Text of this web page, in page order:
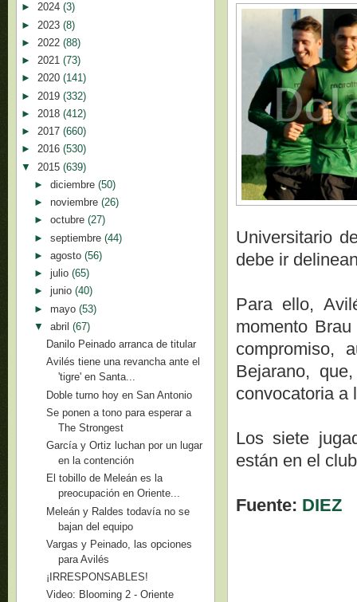
Universitario
debe ir
Para ello,
momento
compromiso,
Bejarano,
convocatoria a
Los siete
están en el
Fuente: DIEZ
► 2024 (3)
► 2023 (8)
► 2022 (88)
► 2021 (73)
► 2020 (141)
► 2019 (332)
► 2018 (412)
► 2017 (660)
► 2016 (530)
▼ 2015 (639)
► diciembre (50)
► noviembre (26)
► octubre (27)
► septiembre (44)
► agosto (56)
► julio (65)
► junio (40)
► mayo (53)
▼ abril (67)
Danilo Peinado arranca de titular
Avilés tiene una revancha ante el
'tigre' en Santa...
Doble turno hoy en San Antonio
Se ponen a tono para esperar a
The Strongest
García y Ortiz luchan por un lugar
en la contención
El tobillo de Meleán es la
preocupación en Oriente...
Meleán y Raldes todavía no se
bajan del equipo
Vargas y Peinado, las opciones
para Avilés
¡IRRESPONSABLES!
Video: Blooming 2 - Oriente